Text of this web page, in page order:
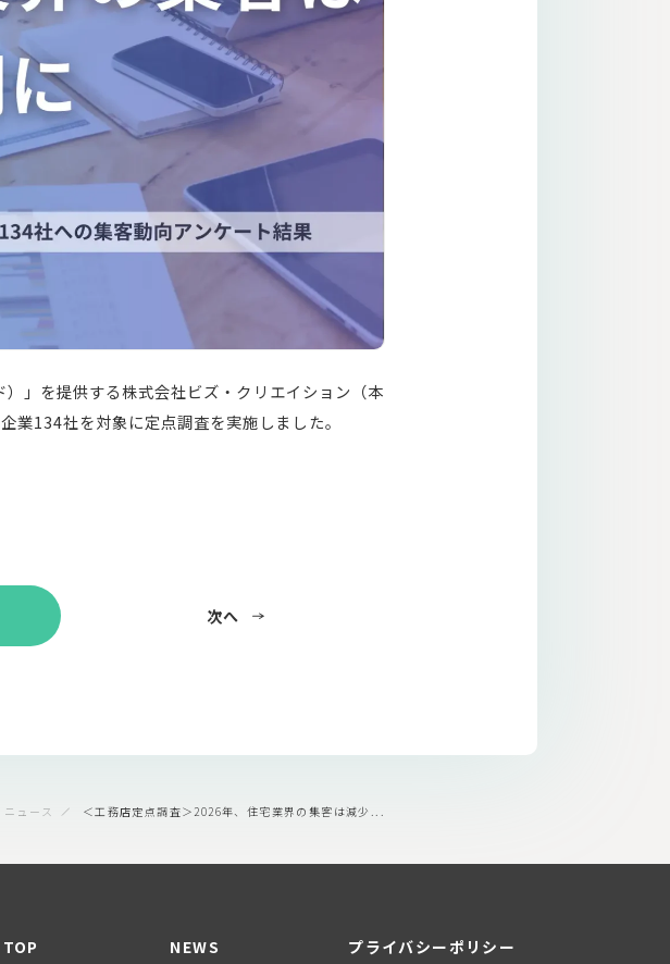
」を提供する株式会社ビズ・クリエイション（本
業134社を対象に定点調査を実施しました。
次へ
ニュース ＜工務店定点調査＞2026年、住宅業界の集客は減少...
TOP NEWS プライバシーポリシー